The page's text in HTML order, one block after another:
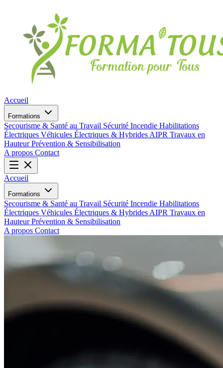
Accueil
Formations
Secourisme & Santé au Travail Sécurité Incendie Habilitations
Électriques Véhicules Électriques & Hybrides AIPR Travaux en
HauteurPrévention & Sensibilisation
A propos Contact
Accueil
Formations
Secourisme & Santé au Travail Sécurité Incendie Habilitations
Électriques Véhicules Électriques & Hybrides AIPR Travaux en
HauteurPrévention & Sensibilisation
A propos Contact